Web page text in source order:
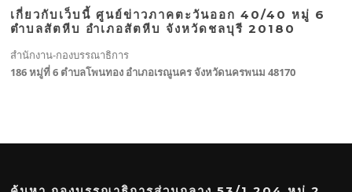
เกี่ยวกับเว็บนี้ ศูนย์ข่าวภาคตะวันออก 40/40 หมู่ 6
ตำบลสัตหีบ อำเภอสัตหีบ จังหวัดชลบุรี 20180
สำนักงาน-กองบรรณาธิการ
186 หมู่ที่ 6 ตำบลโพนทอง อำเภอเรณูนคร จังหวัดนครพนม 48170